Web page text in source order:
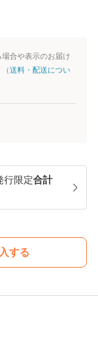
合や表示のお届け
送料・配送につい
行限定合計
する